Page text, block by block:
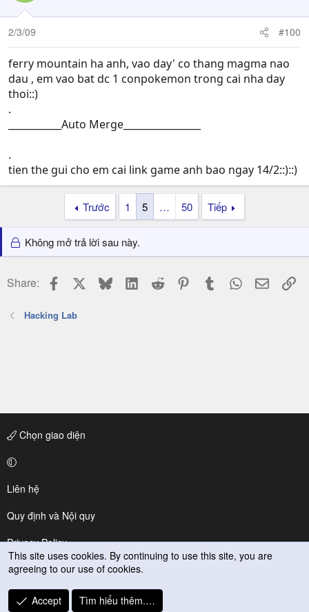
2/3/09 #100
ferry mountain ha anh, vao day' co thang magma nao
dau , em vao bat dc 1 conpokemon trong cai nha day
thoi::)
.
___________Auto Merge________________
.
tien the gui cho em cai link game anh bao ngay 14/2::)::)
Trước 1 5 … 50 Tiếp
Không mở trả lời sau này.
Share: Facebook BlueskyLinkedIn
Reddit PinterestTumblr WhatsApp
Email
Hacking Lab
Chọn giao diện
Liên hệ
Quy định và Nội quy
Privacy Policy
Trợ giúp
R
This site uses cookies. By continuing to use this site, you are
agreeing to our use of cookies.
Accept Tìm hiểu thêm.…